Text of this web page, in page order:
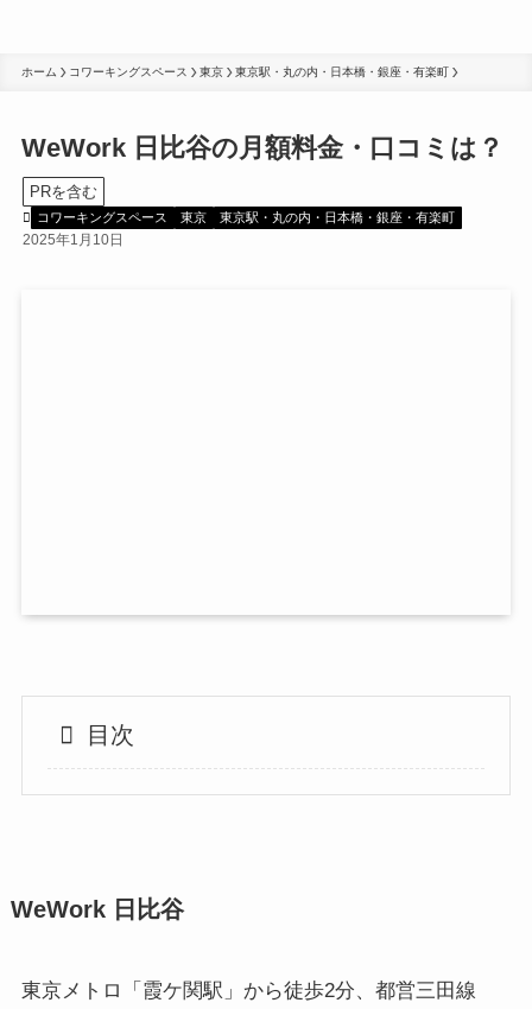
ホーム コワーキングスペース 東京 東京駅・丸の内・日本橋・銀座・有楽町
WeWork 日比谷の月額料金・口コミは？
PRを含む
コワーキングスペース 東京 東京駅・丸の内・日本橋・銀座・有楽町
2025年1月10日
目次
WeWork 日比谷
東京メトロ「霞ケ関駅」から徒歩2分、都営三田線